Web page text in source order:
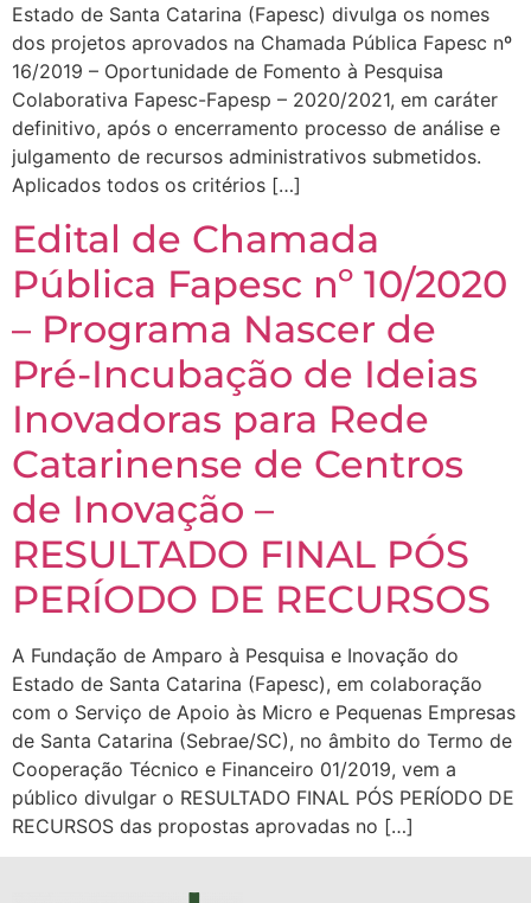
Estado de Santa Catarina (Fapesc) divulga os nomes
dos projetos aprovados na Chamada Pública Fapesc nº
16/2019 – Oportunidade de Fomento à Pesquisa
Colaborativa Fapesc-Fapesp – 2020/2021, em caráter
definitivo, após o encerramento processo de análise e
julgamento de recursos administrativos submetidos.
Aplicados todos os critérios […]
Edital de Chamada
Pública Fapesc nº 10/2020
– Programa Nascer de
Pré-Incubação de Ideias
Inovadoras para Rede
Catarinense de Centros
de Inovação –
RESULTADO FINAL PÓS
PERÍODO DE RECURSOS
A Fundação de Amparo à Pesquisa e Inovação do
Estado de Santa Catarina (Fapesc), em colaboração
com o Serviço de Apoio às Micro e Pequenas Empresas
de Santa Catarina (Sebrae/SC), no âmbito do Termo de
Cooperação Técnico e Financeiro 01/2019, vem a
público divulgar o RESULTADO FINAL PÓS PERÍODO DE
RECURSOS das propostas aprovadas no […]